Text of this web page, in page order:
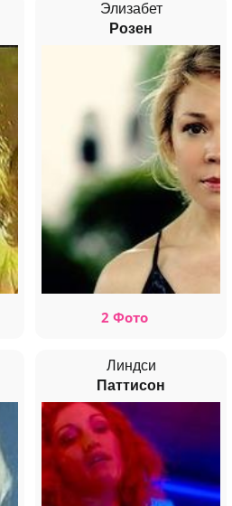
Элизабет
Розен
2 Фото
Линдси
Паттисон